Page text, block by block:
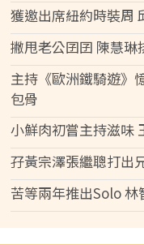
獲邀出席紐約時裝周
撇甩老公囝囝 陳慧琳
主持《歐洲鐵騎遊》
包骨
小鮮肉初嘗主持滋味
孖黃宗澤張繼聰打出
苦等兩年推出Solo